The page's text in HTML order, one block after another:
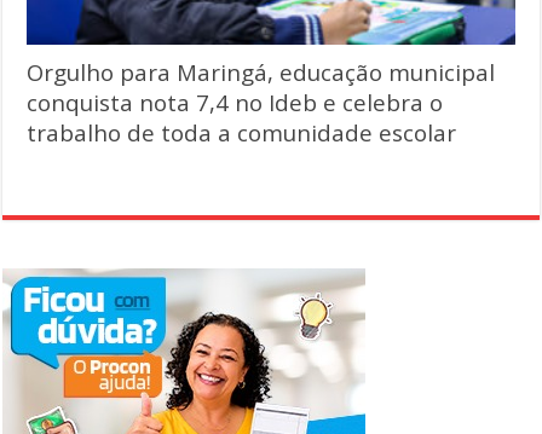
Orgulho para Maringá, educação municipal
conquista nota 7,4 no Ideb e celebra o
trabalho de toda a comunidade escolar